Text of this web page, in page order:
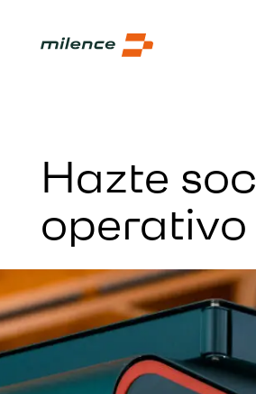
Red
Comienza la
Hazte
operativo